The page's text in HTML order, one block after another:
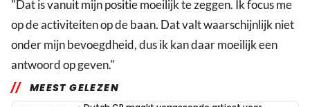
"Dat is vanuit mijn positie moeilijk te zeggen. Ik focus me
op de activiteiten op de baan. Dat valt waarschijnlijk niet
onder mijn bevoegdheid, dus ik kan daar moeilijk een
antwoord op geven."
MEEST GELEZEN